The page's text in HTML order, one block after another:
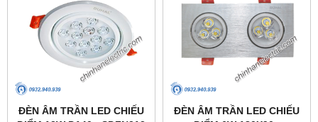
ĐÈN ÂM TRẦN LED CHIẾU
ĐÈN ÂM TRẦN LED CHIẾU